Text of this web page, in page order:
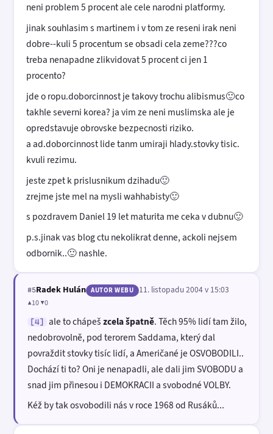
neni problem 5 procent ale cele narodni platformy.
jinak souhlasim s martinem i v tom ze reseni irak neni
dobre--kuli 5 procentum se obsadi cela zeme???co
treba nenapadne zlikvidovat 5 procent ci jen 1
procento?
jde o ropu.doborcinnost je takovy trochu alibismus🙂co
takhle severni korea? ja vim ze neni muslimska ale je
opredstavuje obrovske bezpecnosti riziko.
a ad.doborcinnost lide tanm umiraji hlady.stovky tisic.
kvuli rezimu.
jeste zpet k prislusnikum dzihadu🙂
zrejme jste mel na mysli wahhabisty🙂
s pozdravem Daniel 19 let maturita me ceka v dubnu🙂
p.s.jinak vas blog ctu nekolikrat denne, ackoli nejsem
odbornik..🙂 nashle.
#5Radek Hulán AUTOR WEBU 11. listopadu 2004 v 15:03
▲10 ▼0
[4] ale to chápešzcela špatně. Těch 95% lidí tam žilo,
nedobrovolně, pod terorem Saddama, který dal
povraždit stovky tisíc lidí, a Američané je OSVOBODILI..
Dochází ti to? Oni je nenapadli, ale dali jim SVOBODU a
snad jim přinesou i DEMOKRACII a svobodné VOLBY.
Kéž by tak osvobodili nás v roce 1968 od Rusáků...